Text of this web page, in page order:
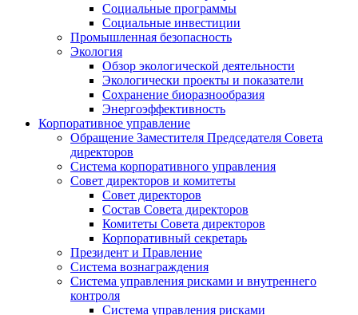
Социальные программы
Социальные инвестиции
Промышленная безопасность
Экология
Обзор экологической деятельности
Экологически проекты и показатели
Сохранение биоразнообразия
Энергоэффективность
Корпоративное управление
Обращение Заместителя Председателя Совета
директоров
Система корпоративного управления
Совет директоров и комитеты
Совет директоров
Состав Совета директоров
Комитеты Совета директоров
Корпоративный секретарь
Президент и Правление
Система вознаграждения
Система управления рисками и внутреннего
контроля
Система управления рисками